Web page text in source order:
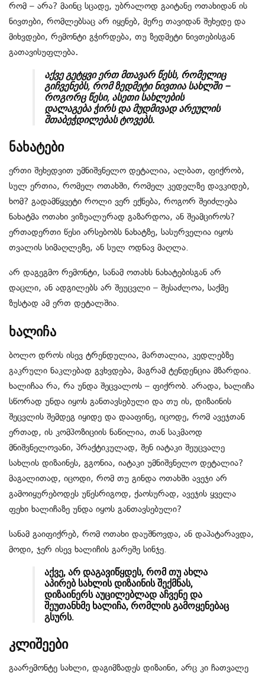
რომ – არა? მაინც სცადე, უბრალოდ გაიტანე ოთახიდან ის
ნივთები, რომლებსაც არ იყენებ, მერე თავიდან შეხედე და
მიხვდები, რემონტი გჭირდება, თუ ზედმეტი ნივთებისგან
გათავისუფლება.
აქვე გეტყვი ერთ მთავარ წესს, რომელიც
გიჩვენებს, რომ ზედმეტი ნივთია სახლში –
როგორც წესი, ასეთი სახლების
დალაგება ჭირს და მუდმივად არეულის
შთაბეჭდილებას ტოვებს.
ნახატები
ერთი შეხედვით უმნიშვნელო დეტალია, ალბათ, ფიქრობ,
სულ ერთია, რომელ ოთახში, რომელ კედელზე დავკიდებ,
ხომ? გადამწყვეტი როლი ვერ ექნება, როგორ შეიძლება
ნახატმა ოთახი ვიზუალურად გაზარდოა, ან შეამციროს?
ერთადერთი წესი არსებობს ნახატზე, სასურველია იყოს
თვალის სიმაღლეზე, ან სულ ოდნავ მაღლა.
არ დაგეგმო რემონტი, სანამ ოთახს ნახატებისგან არ
დაცლი, ან ადგილებს არ შეუცვლი – შესაძლოა, საქმე
ზუსტად ამ ერთ დეტალშია.
ხალიჩა
ბოლო დროს ისევ ტრენდულია, მართალია, კედლებზე
გაკრული ნაკლებად გვხვდება, მაგრამ ტენდენცია მზარდია.
ხალიჩაა რა, რა უნდა შეცვალოს – ფიქრობ. არადა, ხალიჩა
სწორად უნდა იყოს განთავსებული და თუ ის, დიზაინის
შეცვლის შემდეგ იყიდე და დააფინე, იცოდე, რომ ავეჯთან
ერთად, ის კომპოზიციის ნაწილია, თან საკმაოდ
მნიშვნელოვანი, პრაქტიკულად, შენ იატაკი შეუცვალე
სახლის დიზაინეს, გგონია, იატაკი უმნიშვნელო დეტალია?
მაგალითად, იცოდი, რომ თუ გინდა ოთახში ავეჯი არ
გამოიყურებოდეს უწესრიგოდ, ქაოსურად, ავეჯის ყველა
ფეხი ხალიჩაზე უნდა იყოს განთავსებული?
სანამ გაიფიქრებ, რომ ოთახი დაუშნოვდა, ან დაპატარავდა,
მოდი, ჯერ ისევ ხალიჩის გარეშე სინჯე.
აქვე, არ დაგავიწყდეს, რომ თუ ახლა
აპირებ სახლის დიზაინის შექმნას,
დიზაინერს აუცილებლად აჩვენე და
შეუთანხმე ხალიჩა, რომლის გამოყენებაც
გსურს.
კლიშეები
გაარემონტე სახლი, დაგიმზადეს დიზაინი, არც კი ჩათვალე